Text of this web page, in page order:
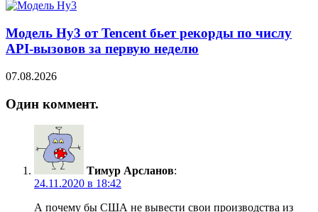
Модель Hy3 от Tencent бьет рекорды по числу
API-вызовов за первую неделю
07.08.2026
Один коммент.
Тимур Арсланов:
24.11.2020 в 18:42
А почему бы США не вывести свои производства из